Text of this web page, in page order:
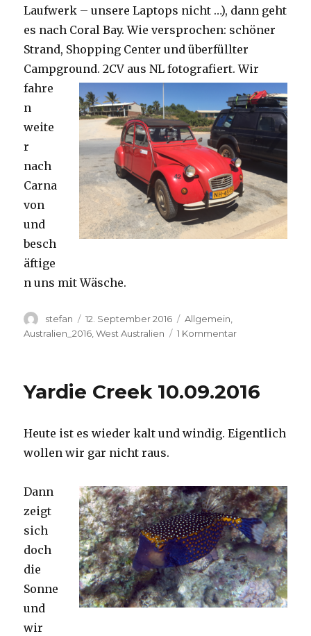
Laufwerk – unsere Laptops nicht …), dann geht
es nach Coral Bay. Wie versprochen: schöner
Strand, Shopping Center und überfüllter
Campground.2CV aus NL fotografiert. Wir
fahre
n
weite
r
nach
Carna
von
und
besch
äftige
n uns mit Wäsche.
Autor
stefan
Veröffentlicht
am
12. September 2016 Kategorien
Allgemein
Australien_2016 ,West Australien 1 Kommentarzu
Yardie Creek 10.09.2016
Heute ist es wieder kalt und windig. Eigentlich
wollen wir gar nicht raus.
Dann
zeigt
sich
doch
die
Sonne
und
wir